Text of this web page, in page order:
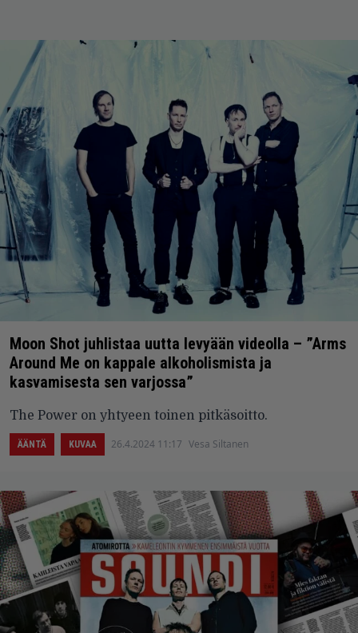
Moon Shot juhlistaa uutta levyään videolla – ”Arms
Around Me on kappale alkoholismista ja
kasvamisesta sen varjossa”
The Power on yhtyeen toinen pitkäsoitto.
ÄÄNTÄ KUVAA 26.4.2024 11:17 Vesa Siltanen